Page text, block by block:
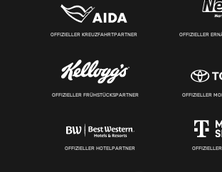
OFFIZIELLER KREUZFAHRTPARTNER OFFIZIELLER
OFFIZIELLER FRÜHSTÜCKSPARTNER OFFIZIELLER
OFFIZIELLER HOTELPARTNER